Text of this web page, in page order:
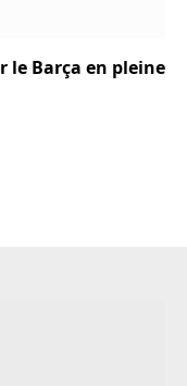
le Barça en pleine